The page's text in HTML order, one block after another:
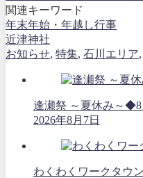
関連キーワード
年末年始・年越し行事
近津神社
お知らせ, 特集, 石川エリア,
逢瀬祭 ～夏休み～◆8
2026年8月7日
わくわくワークタウ